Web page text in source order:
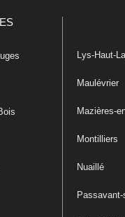
Lys-Haut-
Maulévrier
Mazières-
Montilliers
Nuaillé